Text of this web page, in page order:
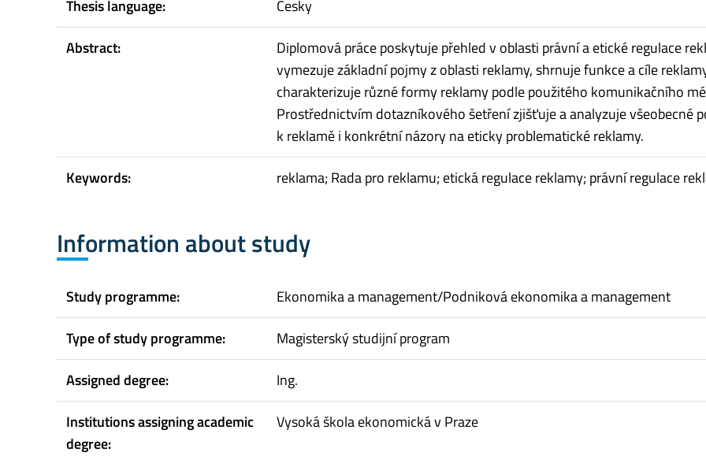
Thesis language:
Česky
Abstract:
Diplomová práce poskytuje přehled v oblasti právní a etické regulace
vymezuje základní pojmy z oblasti reklamy, shrnuje funkce a cíle
charakterizuje různé formy reklamy podle použitého komunikačního
Prostřednictvím dotazníkového šetření zjišťuje a analyzuje všeobecné
k reklamě i konkrétní názory na eticky problematické reklamy.
Keywords:
reklama; Rada pro reklamu; etická regulace reklamy; právní regulace
Information about study
Study programme:
Ekonomika a management/Podniková ekonomika a management
Type of study programme:
Magisterský studijní program
Assigned degree:
Ing.
Institutions assigning academic
degree:
Vysoká škola ekonomická v Praze